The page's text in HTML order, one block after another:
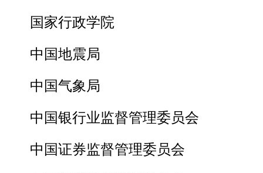
国家行政学院
中国地震局
中国气象局
中国银行业监督管理委员会
中国证券监督管理委员会